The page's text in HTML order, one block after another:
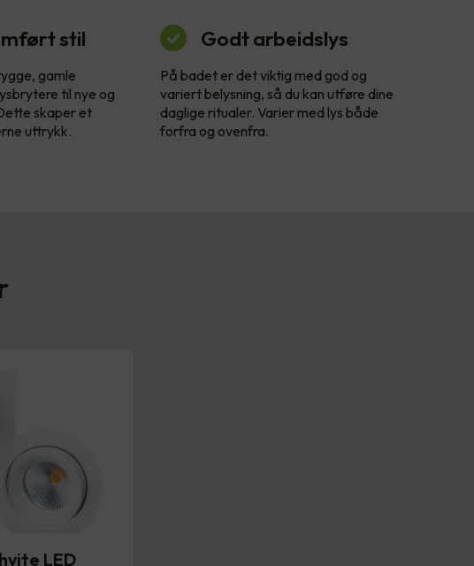
stil
gamle
til nye og
skaper et
uttrykk.
Godt arbeidslys
På badet er det viktig med god og
variert belysning, så du kan utføre dine
daglige ritualer. Varier med lys både
forfra og ovenfra.
LED